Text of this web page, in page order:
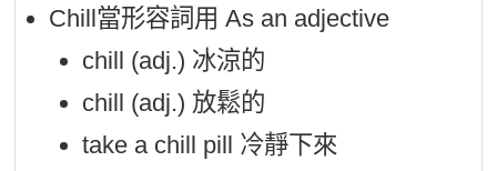
Chill當形容詞用 As an adjective
chill (adj.) 冰涼的
chill (adj.) 放鬆的
take a chill pill 冷靜下來